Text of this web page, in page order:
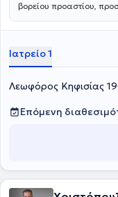
βορείου προαστίου,
υπηρεσίες για τον ύπνο,
φροντίδα στη βόρεια
Ιατρείο 1
Λεωφόρος Κηφισίας
Επόμενη